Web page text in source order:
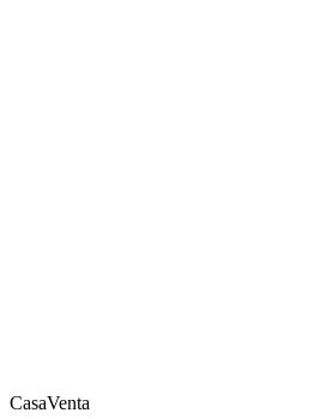
CasaVenta